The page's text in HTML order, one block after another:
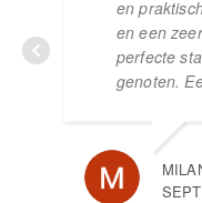
en
en een
perfecte
genoten.